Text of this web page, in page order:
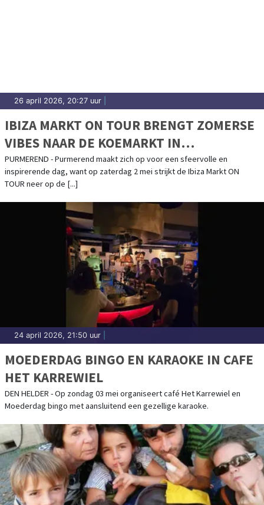
26 april 2026, 20:27 uur
IBIZA MARKT ON TOUR BRENGT ZOMERSE
VIBES NAAR DE KOEMARKT IN
PURMEREND
PURMEREND - Purmerend maakt zich op voor een sfeervolle en
inspirerende dag, want op zaterdag 2 mei strijkt de Ibiza Markt ON
TOUR neer op de [...]
24 april 2026, 21:50 uur
MOEDERDAG BINGO EN KARAOKE IN CAFE
HET KARREWIEL
DEN HELDER - Op zondag 03 mei organiseert café Het Karrewiel en
Moederdag bingo met aansluitend een gezellige karaoke.